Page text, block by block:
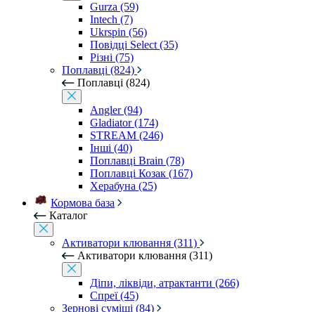
Gurza (59)
Intech (7)
Ukrspin (56)
Повідці Select (35)
Різні (75)
Поплавці (824)
Поплавці (824)
Angler (94)
Gladiator (174)
STREAM (246)
Інші (40)
Поплавці Brain (78)
Поплавці Козак (167)
Херабуна (25)
Кормова база
Каталог
Активатори клювання (311)
Активатори клювання (311)
Діпи, ліквіди, атрактанти (266)
Спреї (45)
Зернові суміші (84)